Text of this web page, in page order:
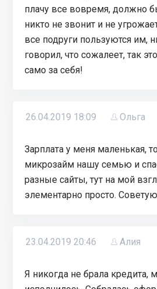
плачу все вовремя, должно
никто не звонит и не
все подруги пользуются им,
говорил, что сожалеет, так
само за себя!
26.04.2019 18:09 Ольга
Зарплата у меня маленькая,
микрозайм нашу семью и
разные сайты, тут на мой
элементарно просто.
23.04.2019 20:46 Алия
Я никогда не брала кредита,